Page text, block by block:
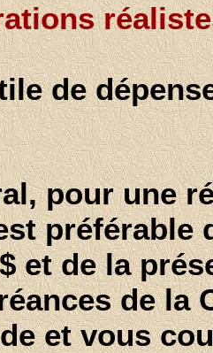
de
pour une
préférable
et de la
de la
et vous